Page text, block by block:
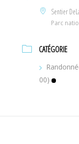
Sentier
Parc
CATÉGORIE
00)